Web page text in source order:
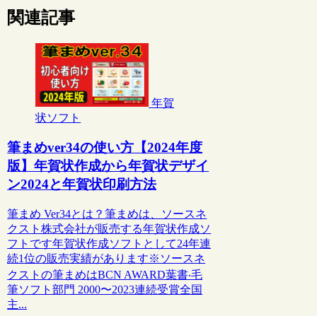
関連記事
年賀
状ソフト
筆まめver34の使い方【2024年度
版】年賀状作成から年賀状デザイ
ン2024と年賀状印刷方法
筆まめ Ver34とは？筆まめは、ソースネ
クスト株式会社が販売する年賀状作成ソ
フトです年賀状作成ソフトとして24年連
続1位の販売実績があります※ソースネ
クストの筆まめはBCN AWARD葉書‧⽑
筆ソフト部⾨ 2000〜2023連続受賞全国
主...